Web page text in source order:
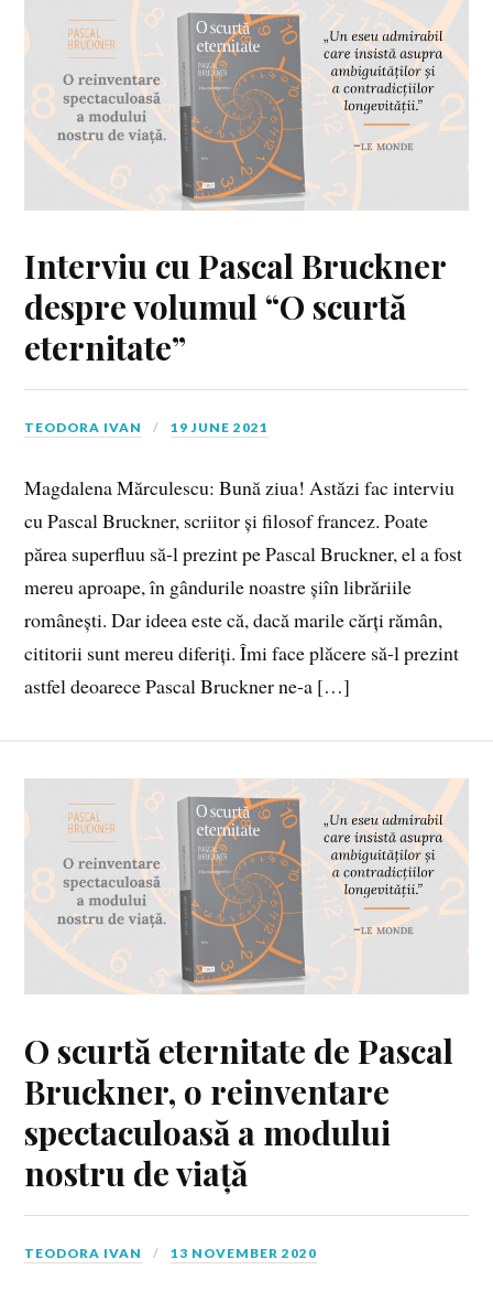
Interviu cu Pascal Bruckner
despre volumul “O scurtă
eternitate”
TEODORA IVAN 19 JUNE 2021
Magdalena Mărculescu: Bună ziua! Astăzi fac interviu
cu Pascal Bruckner, scriitor și filosof francez. Poate
părea superfluu să-l prezint pe Pascal Bruckner, el a fost
mereu aproape, în gândurile noastre șiîn librăriile
românești. Dar ideea este că, dacă marile cărți rămân,
cititorii sunt mereu diferiți. Îmi face plăcere să-l prezint
astfel deoarece Pascal Bruckner ne-a […]
O scurtă eternitate de Pascal
Bruckner, o reinventare
spectaculoasă a modului
nostru de viață
TEODORA IVAN 13 NOVEMBER 2020